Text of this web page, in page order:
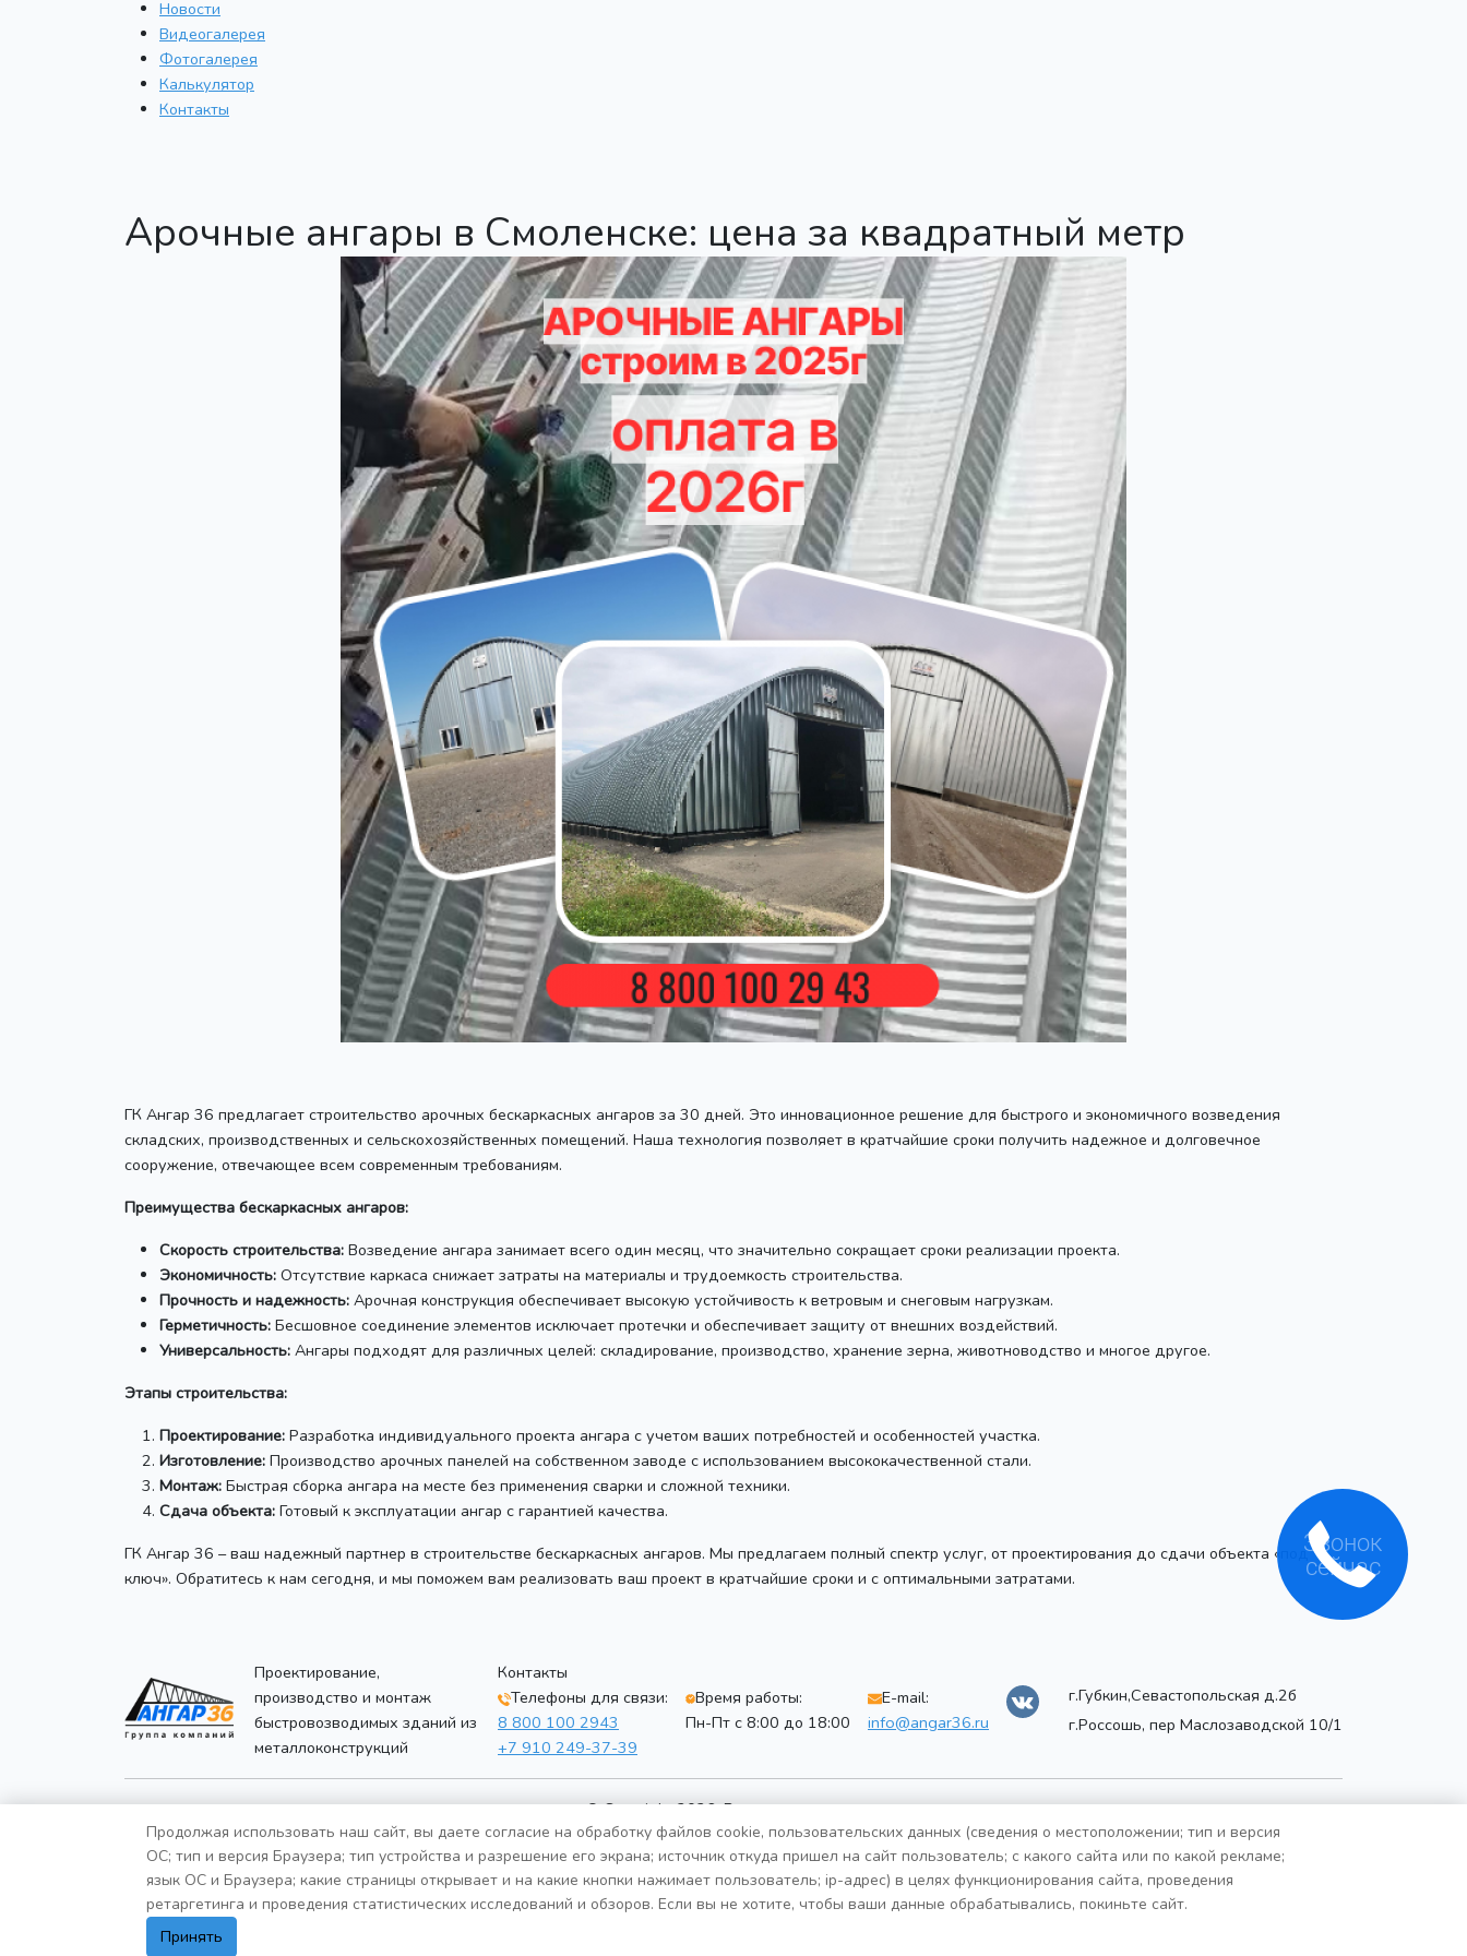
Новости
Видеогалерея
Фотогалерея
Калькулятор
Контакты
Арочные ангары в Смоленске: цена за квадратный метр
ГК Ангар 36 предлагает строительство арочных бескаркасных ангаров за 30 дней. Это инновационное решение для быстрого и экономичного возведения
складских, производственных и сельскохозяйственных помещений. Наша технология позволяет в кратчайшие сроки получить надежное и долговечное
сооружение, отвечающее всем современным требованиям.
Преимущества бескаркасных ангаров:
Скорость строительства: Возведение ангара занимает всего один месяц, что значительно сокращает сроки реализации проекта.
Экономичность: Отсутствие каркаса снижает затраты на материалы и трудоемкость строительства.
Прочность и надежность: Арочная конструкция обеспечивает высокую устойчивость к ветровым и снеговым нагрузкам.
Герметичность: Бесшовное соединение элементов исключает протечки и обеспечивает защиту от внешних воздействий.
Универсальность: Ангары подходят для различных целей: складирование, производство, хранение зерна, животноводство и многое другое.
Этапы строительства:
Проектирование: Разработка индивидуального проекта ангара с учетом ваших потребностей и особенностей участка.
Изготовление: Производство арочных панелей на собственном заводе с использованием высококачественной стали.
Монтаж: Быстрая сборка ангара на месте без применения сварки и сложной техники.
Сдача объекта: Готовый к эксплуатации ангар с гарантией качества.
ГК Ангар 36 – ваш надежный партнер в строительстве бескаркасных ангаров. Мы предлагаем полный спектр услуг, от проектирования до сдачи объекта «под
ключ». Обратитесь к нам сегодня, и мы поможем вам реализовать ваш проект в кратчайшие сроки и с оптимальными затратами.
Проектирование,
производство и монтаж
быстровозводимых зданий из
металлоконструкций
Контакты
Телефоны для связи:
8 800 100 2943
+7 910 249-37-39
Время работы:
Пн-Пт с 8:00 до 18:00
E-mail:
info@angar36.ru
г.Губкин,Севастопольская д.2б
г.Россошь, пер Маслозаводской 10/1
© Copyright 2026. Все права защищены
Политика конфиденциальности
ООО Группа компаний "Ангар 36"
ИНН: 3627032960
ОГРН: 1213600033240
Адрес:Воронежская область, Россошанский р-н, г Россошь
Продолжая использовать наш сайт, вы даете согласие на обработку файлов cookie, пользовательских данных (сведения о местоположении; тип и версия
ОС; тип и версия Браузера; тип устройства и разрешение его экрана; источник откуда пришел на сайт пользователь; с какого сайта или по какой рекламе;
язык ОС и Браузера; какие страницы открывает и на какие кнопки нажимает пользователь; ip-адрес) в целях функционирования сайта, проведения
ретаргетинга и проведения статистических исследований и обзоров. Если вы не хотите, чтобы ваши данные обрабатывались, покиньте сайт.
Принять
Звонок
сейчас